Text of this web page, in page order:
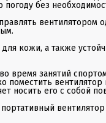
без
вентилятором
кожи, а также
время занятий
вентилятор
носить его с собой